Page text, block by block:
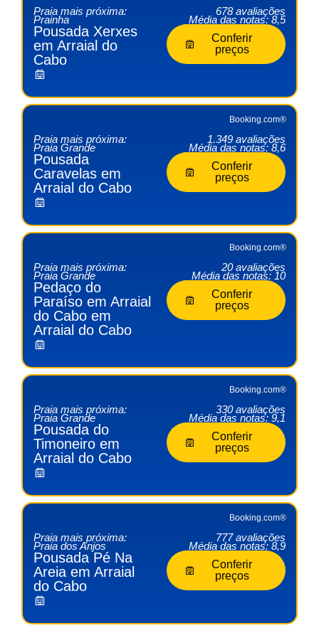
Praia mais próxima:
Prainha
Pousada Xerxes
em Arraial do
Cabo
678 avaliações
Média das notas: 8,5
Conferir
preços
Booking.com®
Praia mais próxima:
Praia Grande
Pousada
Caravelas em
Arraial do Cabo
1.349 avaliações
Média das notas: 8,6
Conferir
preços
Booking.com®
Praia mais próxima:
Praia Grande
Pedaço do
Paraíso em Arraial
do Cabo em
Arraial do Cabo
20 avaliações
Média das notas: 10
Conferir
preços
Booking.com®
Praia mais próxima:
Praia Grande
Pousada do
Timoneiro em
Arraial do Cabo
330 avaliações
Média das notas: 9,1
Conferir
preços
Booking.com®
Praia mais próxima:
Praia dos Anjos
Pousada Pé Na
Areia em Arraial
do Cabo
777 avaliações
Média das notas: 8,9
Conferir
preços